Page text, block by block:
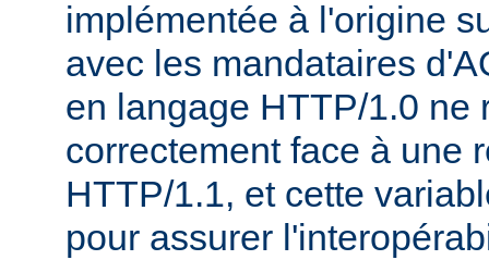
implémentée à l'origine
avec les mandataires
en langage HTTP/1.0 ne
correctement face à une
HTTP/1.1, et cette
pour assurer